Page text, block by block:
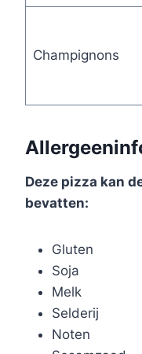
Champignons
Deze pizza kan
bevatten:
Gluten
Soja
Melk
Selderij
Noten